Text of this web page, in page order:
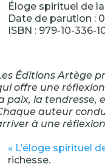
Éloge spirituel de
Date de parution :
ISBN : 979-10-336-
Éditions Artège
offre une
paix, la tendresse,
auteur
à une
« L’éloge spirituel
richesse.